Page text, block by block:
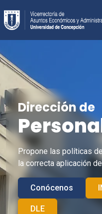
al
contenido
Dirección de
Propone las políticas
la correcta aplicación
Conócenos
DLE